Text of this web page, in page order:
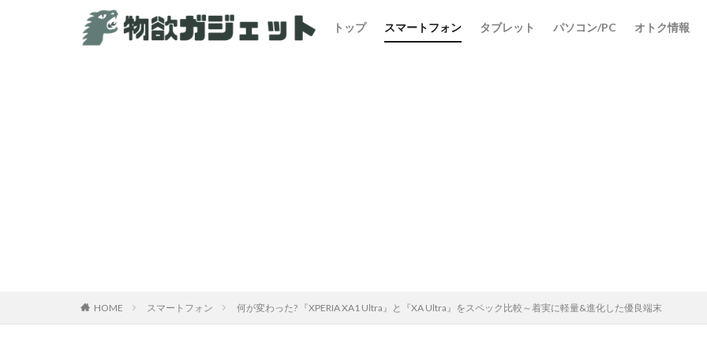
トップ スマートフォン タブレット パソコン/PC オトク情報
HOME スマートフォン 何が変わった? 『XPERIA XA1 Ultra』と『XA Ultra』をスペック比較～着実に軽量&進化した優良端末